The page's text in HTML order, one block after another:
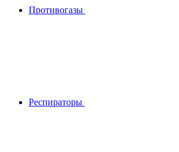
Противогазы
Респираторы